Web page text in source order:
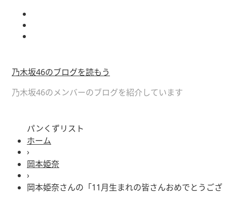
乃木坂46のブログを読もう
乃木坂46のメンバーのブログを紹介しています
パンくずリスト
ホーム
›
岡本姫奈
›
岡本姫奈さんの「11月生まれの皆さんおめでとうご